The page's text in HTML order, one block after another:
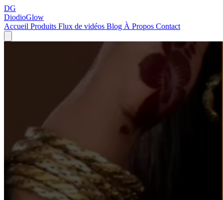
DG
DiodioGlow
Accueil Produits Flux de vidéos Blog À Propos Contact